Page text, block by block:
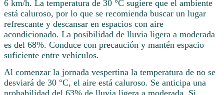
6 km/h. La temperatura de 30 °C sugiere que el ambiente
está caluroso, por lo que se recomienda buscar un lugar
refrescante y descansar en espacios con aire
acondicionado. La posibilidad de lluvia ligera a moderada
es del 68%. Conduce con precaución y mantén espacio
suficiente entre vehículos.
Al comenzar la jornada vespertina la temperatura de no se
desviará de 30 °C, el aire está caluroso. Se anticipa una